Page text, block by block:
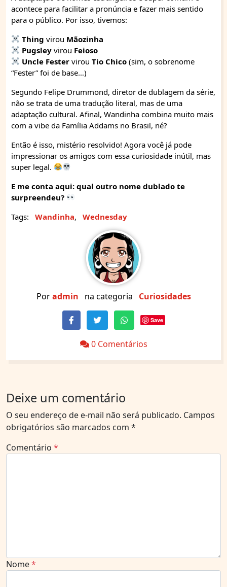
acontece para facilitar a pronúncia e fazer mais sentido
para o público. Por isso, tivemos:
Thing virou Mãozinha
Pugsley virou Feioso
Uncle Fester virouTio Chico (sim, o sobrenome
“Fester” foi de base…)
Segundo Felipe Drummond, diretor de dublagem da série,
não se trata de uma tradução literal, mas de uma
adaptação cultural. Afinal, Wandinha combina muito mais
com a vibe da Família Addams no Brasil, né?
Então é isso, mistério resolvido! Agora você já pode
impressionar os amigos com essa curiosidade inútil, mas
super legal.
E me conta aqui: qual outro nome dublado te
surpreendeu?
Tags:
Wandinha, Wednesday
Poradmin na categoria Curiosidades
Save
0 Comentários
Deixe um comentário
O seu endereço de e-mail não será publicado. Campos
obrigatórios são marcados com *
Comentário *
Nome*